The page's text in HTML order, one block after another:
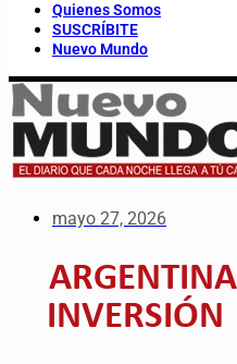
Quienes Somos
SUSCRÍBITE
Nuevo Mundo
mayo 27, 2026
INVERSIÓN